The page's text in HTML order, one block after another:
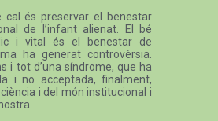
cal és preservar el benestar
de l’infant alienat. El bé
i vital és el benestar de
ha generat controvèrsia.
i tot d’una síndrome, que ha
i no acceptada, finalment,
i del món institucional i